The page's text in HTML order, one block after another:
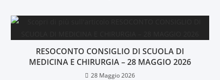
RESOCONTO CONSIGLIO DI SCUOLA DI
MEDICINA E CHIRURGIA – 28 MAGGIO 2026
28 Maggio 2026